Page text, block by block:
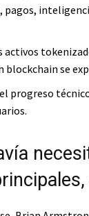
pagos,
activos
blockchain se
progreso